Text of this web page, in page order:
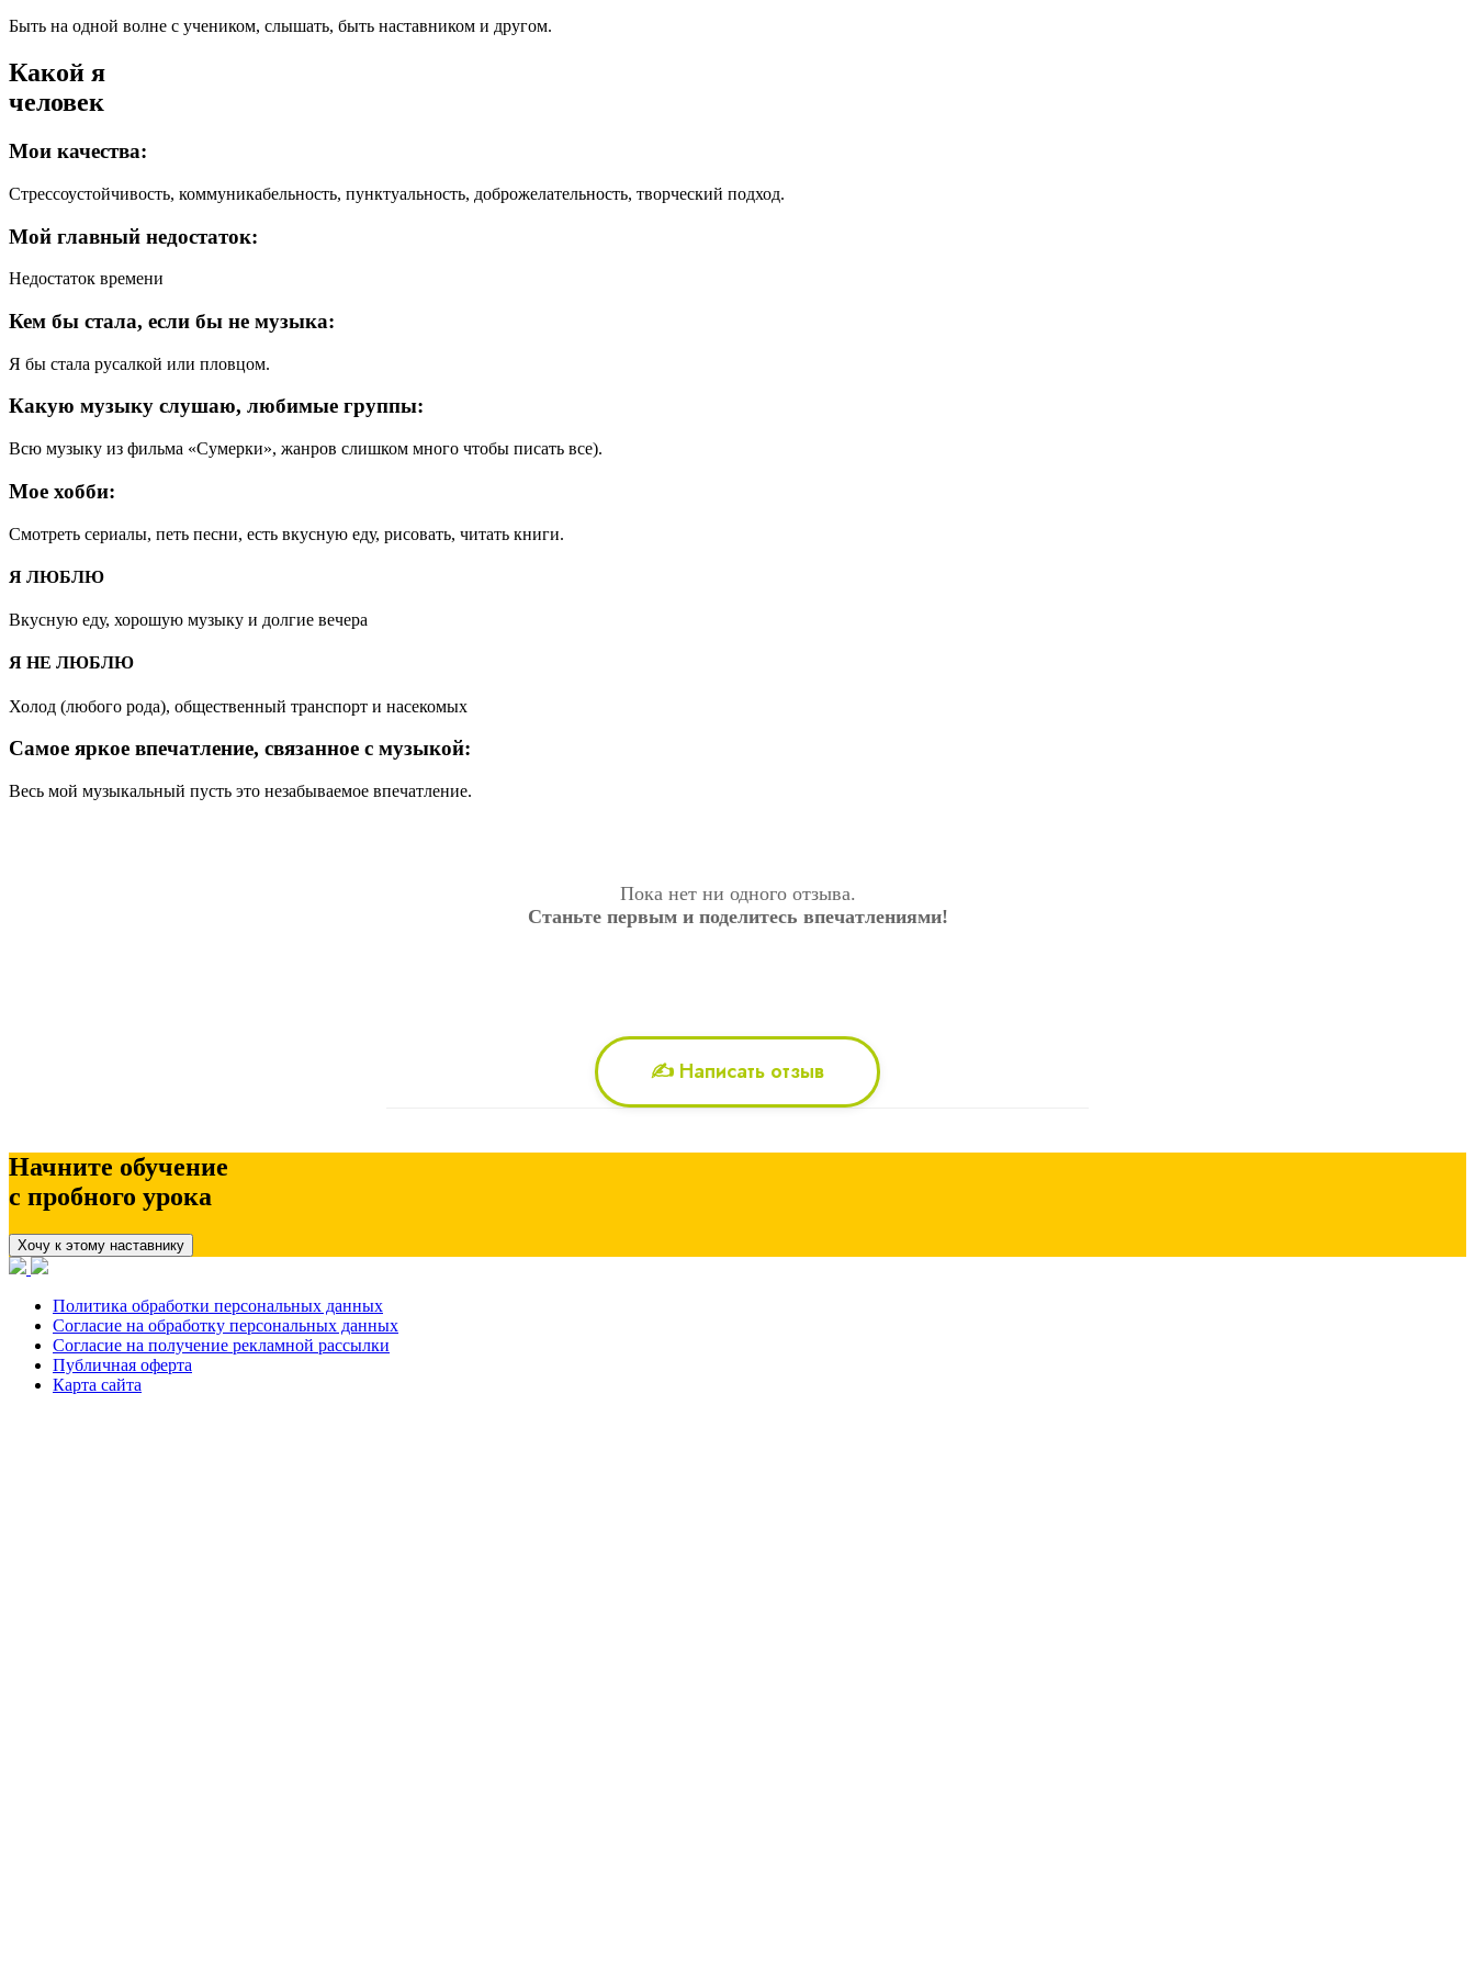
Быть на одной волне с учеником, слышать, быть наставником и другом.
Какой я
человек
Мои качества:
Стрессоустойчивость, коммуникабельность, пунктуальность, доброжелательность, творческий подход.
Мой главный недостаток:
Недостаток времени
Кем бы стала, если бы не музыка:
Я бы стала русалкой или пловцом.
Какую музыку слушаю, любимые группы:
Всю музыку из фильма «Сумерки», жанров слишком много чтобы писать все).
Мое хобби:
Смотреть сериалы, петь песни, есть вкусную еду, рисовать, читать книги.
Я ЛЮБЛЮ
Вкусную еду, хорошую музыку и долгие вечера
Я НЕ ЛЮБЛЮ
Холод (любого рода), общественный транспорт и насекомых
Самое яркое впечатление, связанное с музыкой:
Весь мой музыкальный пусть это незабываемое впечатление.
Пока нет ни одного отзыва.
Станьте первым и поделитесь впечатлениями!
✍️ Написать отзыв
Начните обучение
с пробного урока
Хочу к этому наставнику
Политика обработки персональных данных
Согласие на обработку персональных данных
Согласие на получение рекламной рассылки
Публичная оферта
Карта сайта